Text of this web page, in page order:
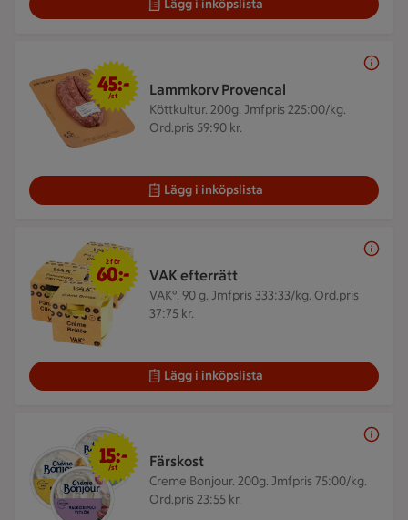
Lägg i inköpslista
Lammkorv Provencal
Köttkultur. 200g. Jmfpris 225:00/kg.
Ord.pris 59:90 kr.
45 kr/st
45:-
/st
Lägg i inköpslista
VAK efterrätt
VAK°. 90 g. Jmfpris 333:33/kg. Ord.pris
37:75 kr.
2 för 60 kr
2 för
60:-
Lägg i inköpslista
Färskost
Creme Bonjour. 200g. Jmfpris 75:00/kg.
Ord.pris 23:55 kr.
15 kr/st
15:-
/st